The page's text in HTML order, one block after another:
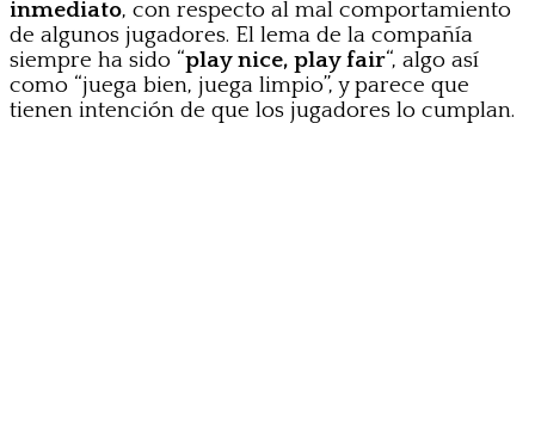
inmediato, con respecto al mal comportamiento
de algunos jugadores. El lema de la compañía
siempre ha sido “play nice, play fair“, algo así
como “juega bien, juega limpio”, y parece que
tienen intención de que los jugadores lo cumplan.